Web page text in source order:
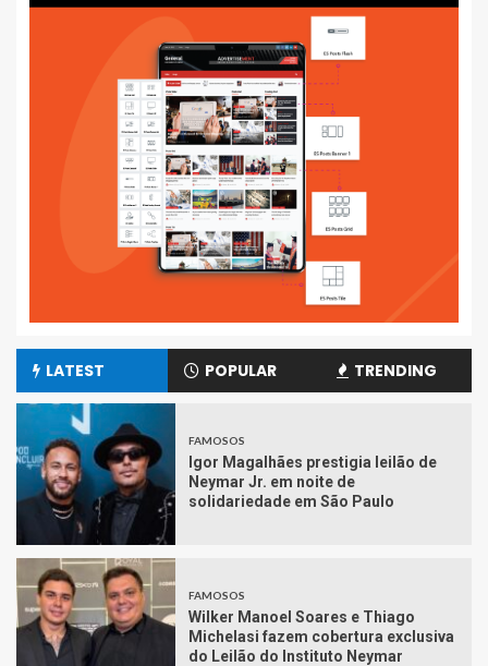
LATEST POPULAR TRENDING
FAMOSOS
Igor Magalhães prestigia leilão de
Neymar Jr. em noite de
solidariedade em São Paulo
FAMOSOS
Wilker Manoel Soares e Thiago
Michelasi fazem cobertura exclusiva
do Leilão do Instituto Neymar